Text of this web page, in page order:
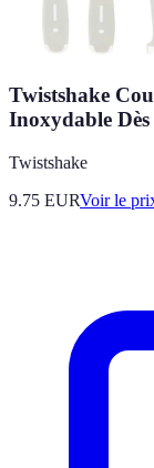
Twistshake
Inoxydable
Twistshake
9.75 EURVoir le